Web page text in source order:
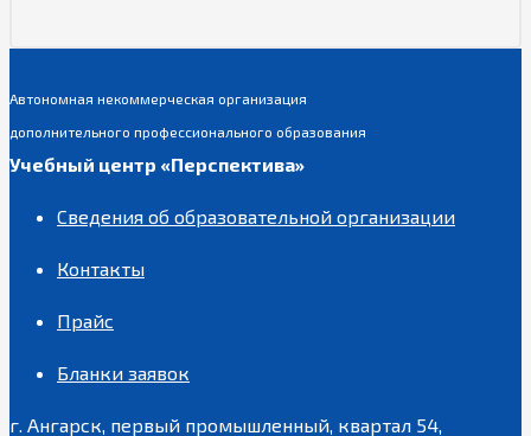
Автономная некоммерческая организация
дополнительного профессионального образования
Учебный центр «Перспектива»
Сведения об образовательной организации
Контакты
Прайс
Бланки заявок
г. Ангарск, первый промышленный, квартал 54,